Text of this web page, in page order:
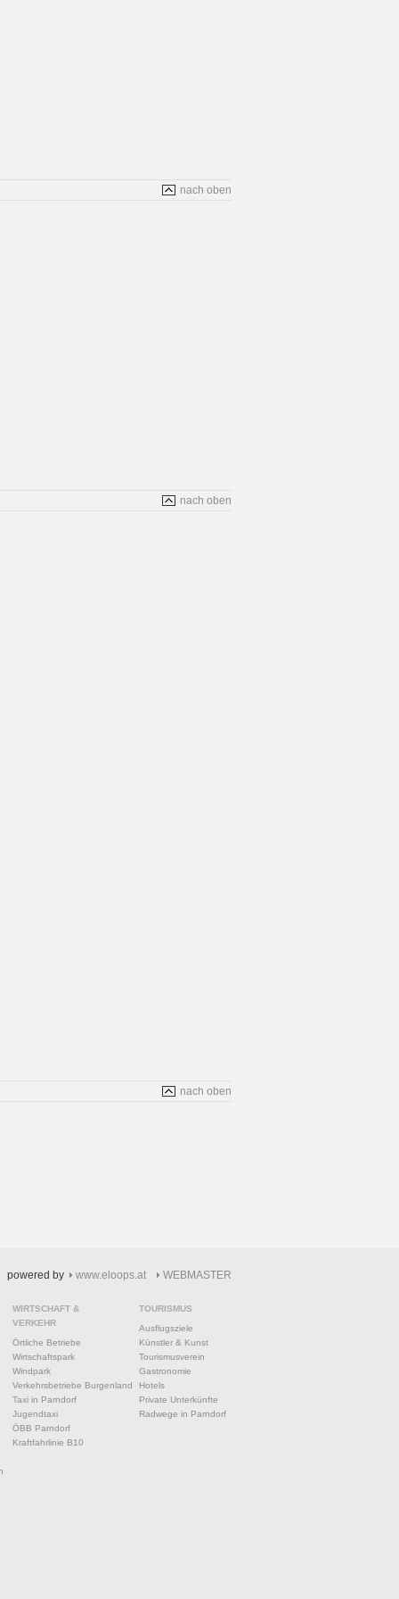
nach oben
nach oben
nach oben
powered by www.eloops.at WEBMASTER
WIRTSCHAFT &
VERKEHR
Örtliche Betriebe
Wirtschaftspark
Windpark
Verkehrsbetriebe Burgenland
Taxi in Parndorf
Jugendtaxi
ÖBB Parndorf
Kraftfahrlinie B10
TOURISMUS
Ausflugsziele
Künstler & Kunst
Tourismusverein
Gastronomie
Hotels
Private Unterkünfte
Radwege in Parndorf